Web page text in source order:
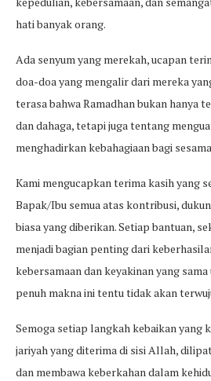
hati banyak orang.
Ada senyum yang merekah, ucapan
doa-doa yang mengalir dari mereka
terasa bahwa Ramadhan bukan hanya
dan dahaga, tetapi juga tentang
menghadirkan kebahagiaan bagi
Kami mengucapkan terima kasih yang
Bapak/Ibu semua atas kontribusi,
biasa yang diberikan. Setiap bantuan,
menjadi bagian penting dari
kebersamaan dan keyakinan yang
penuh makna ini tentu tidak akan
Semoga setiap langkah kebaikan yang
jariyah yang diterima di sisi Allah,
dan membawa keberkahan dalam